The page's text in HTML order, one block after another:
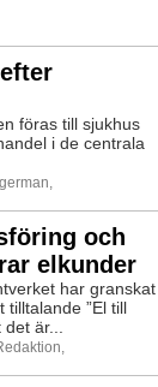
föras till sjukhus
i de centrala
och
elkunder
har granskat
”El till
är...